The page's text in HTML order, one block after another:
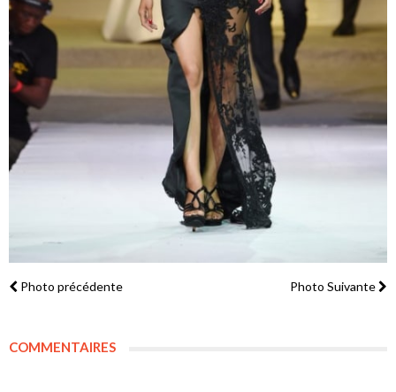
Photo précédente Photo Suivante
COMMENTAIRES